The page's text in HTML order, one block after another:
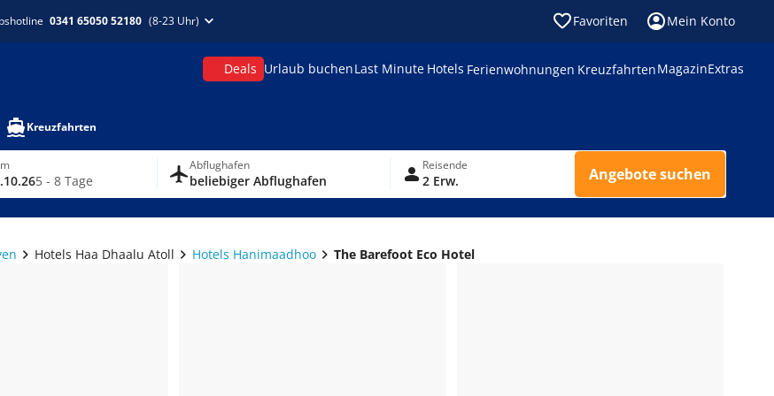
0341 65050 52180 (8-23 Uhr) Favoriten Mein Konto
Deals Urlaub buchenLast Minute Hotels Ferienwohnungen KreuzfahrtenMagazinExtras
Kreuzfahrten
5 - 8 Tage
Abflughafen
beliebiger Abflughafen
Reisende
2 Erw. Angebote suchen
Hotels Haa Dhaalu Atoll Hotels Hanimaadhoo The Barefoot Eco Hotel